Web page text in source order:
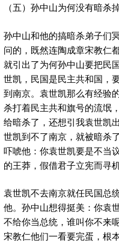
（五）孙中山为何没有暗杀
孙中山和他的搞暗杀弟子们
问的，既然连陶成章宋教仁
就引出了为何孙中山要把民
世凯，民国是民主共和国，
到南京。袁世凯那么有经验
杀打着民主共和旗号的流氓
给暗杀了，还想引我袁世凯
世凯到不了南京，就被暗杀
吓唬他：你袁世凯要是不当
的王莽，假借君子立宪而寻
袁世凯不去南京就任民国总
他。孙中山想得挺美：你袁
不给你当总统，谁叫你不来
宋教仁他们一看要完蛋，根